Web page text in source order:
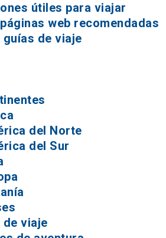
útiles para viajar
web recomendadas
de viaje
del Norte
del Sur
viaje